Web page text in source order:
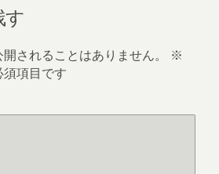
されることはありません。
※
項目です